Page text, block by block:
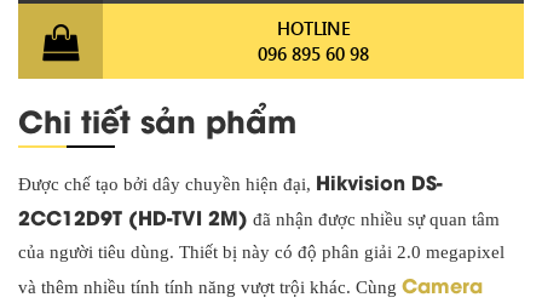
HOTLINE
096 895 60 98
Chi tiết sản phẩm
Được chế tạo bởi dây chuyền hiện đại, Hikvision DS-
2CC12D9T (HD-TVI 2M) đã nhận được nhiều sự quan tâm
của người tiêu dùng. Thiết bị này có độ phân giải 2.0 megapixel
và thêm nhiều tính tính năng vượt trội khác. Cùng Camera